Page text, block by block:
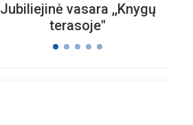
Jubiliejinė vasara ,,Knygų
terasoje"